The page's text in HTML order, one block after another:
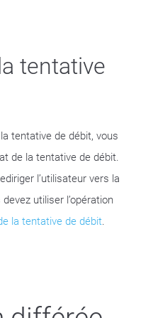
tentative
tentative de débit, vous
de la tentative de débit.
l’utilisateur vers la
utiliser l’opération
la tentative de débit.